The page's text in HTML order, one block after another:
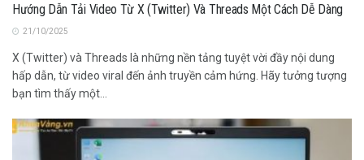
Hướng Dẫn Tải Video Từ X (Twitter) Và Threads Một Cách Dễ Dàng
21/10/2025
X (Twitter) và Threads là những nền tảng tuyệt vời đầy nội dung
hấp dẫn, từ video viral đến ảnh truyền cảm hứng. Hãy tưởng tượng
bạn tìm thấy một...